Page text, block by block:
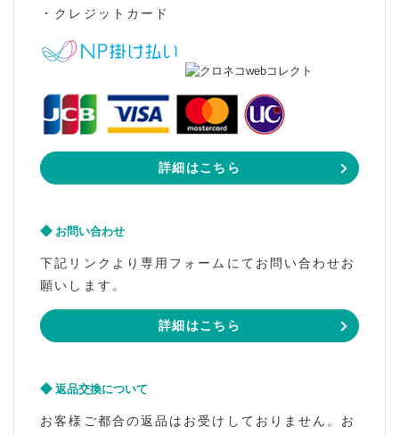
・クレジットカード
詳細はこちら
お問い合わせ
下記リンクより専用フォームにてお問い合わせお
願いします。
詳細はこちら
返品交換について
お客様ご都合の返品はお受けしておりません。お